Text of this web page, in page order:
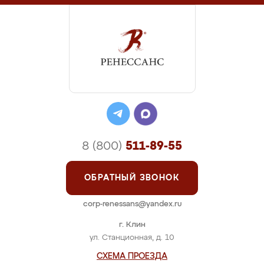
г. Клин
ул. Станционная, д. 10
СХЕМА ПРОЕЗДА
8 (800) 511-89-55
ОБРАТНЫЙ ЗВОНОК
corp-renessans@yandex.ru